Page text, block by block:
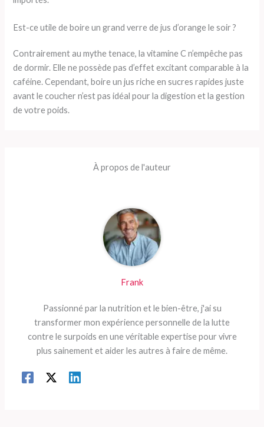
Est-ce utile de boire un grand verre de jus d’orange le soir ?
Contrairement au mythe tenace, la vitamine C n’empêche pas
de dormir. Elle ne possède pas d’effet excitant comparable à la
caféine. Cependant, boire un jus riche en sucres rapides juste
avant le coucher n’est pas idéal pour la digestion et la gestion
de votre poids.
À propos de l'auteur
Frank
Passionné par la nutrition et le bien-être, j'ai su
transformer mon expérience personnelle de la lutte
contre le surpoids en une véritable expertise pour vivre
plus sainement et aider les autres à faire de même.